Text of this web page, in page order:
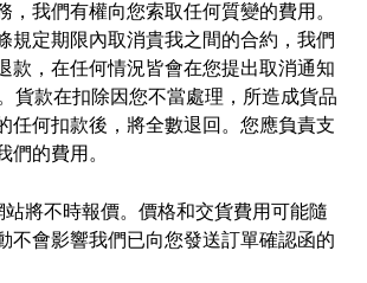
，我們有權向您索取任何質變的費用。
規定期限內取消貴我之間的合約，我們
款，在任何情況皆會在您提出取消通知
貨款在扣除因您不當處理，所造成貨品
任何扣款後，將全數退回。您應負責支
的費用。
將不時報價。價格和交貨費用可能隨
不會影響我們已向您發送訂單確認函的